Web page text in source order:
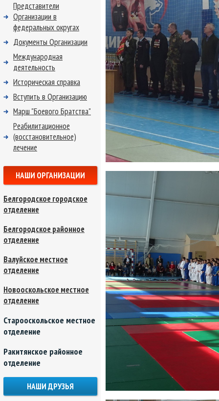
Представители
Организации в
федеральных округах
Документы Организации
Международная
деятельность
Историческая справка
Вступить в Организацию
Марш "Боевого Братства"
Реабилитационное
(восстановительное)
лечение
НАШИ ОРГАНИЗАЦИИ
Белгородское городское
отделение
Белгородское районное
отделение
Валуйское местное
отделение
Новооскольское местное
отделение
Старооскольское местное
отделение
Ракитянское районное
отделение
НАШИ ДРУЗЬЯ